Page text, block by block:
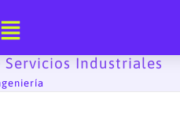
Servicios Industriales